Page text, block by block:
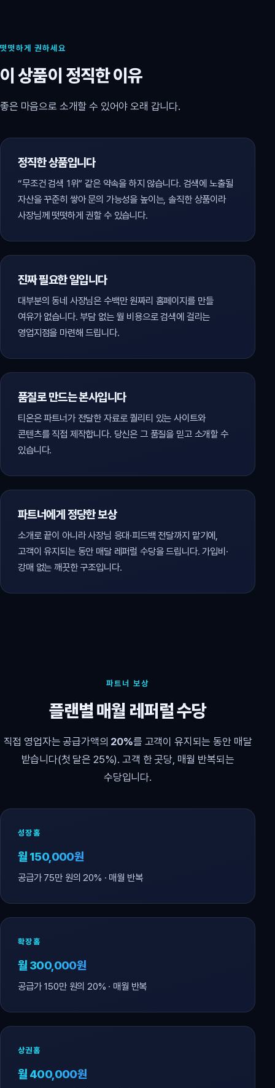
떳떳하게 권하세요
이 상품이 정직한 이유
좋은 마음으로 소개할 수 있어야 오래 갑니다.
정직한 상품입니다
“무조건 검색 1위” 같은 약속을 하지 않습니다. 검색에 노출될
자산을 꾸준히 쌓아 문의 가능성을 높이는, 솔직한 상품이라
사장님께 떳떳하게 권할 수 있습니다.
진짜 필요한 일입니다
대부분의 동네 사장님은 수백만 원짜리 홈페이지를 만들
여유가 없습니다. 부담 없는 월 비용으로 검색에 걸리는
영업지점을 마련해 드립니다.
품질로 만드는 본사입니다
티온은 파트너가 전달한 자료로 퀄리티 있는 사이트와
콘텐츠를 직접 제작합니다. 당신은 그 품질을 믿고 소개할 수
있습니다.
파트너에게 정당한 보상
소개로 끝이 아니라 사장님 응대·피드백 전달까지 맡기에,
고객이 유지되는 동안 매달 레퍼럴 수당을 드립니다. 가입비·
강매 없는 깨끗한 구조입니다.
파트너 보상
플랜별 매월 레퍼럴 수당
직접 영업자는 공급가액의 20%를 고객이 유지되는 동안 매달
받습니다(첫 달은 25%). 고객 한 곳당, 매월 반복되는
수당입니다.
성장홈
월 150,000원
공급가 75만 원의 20% · 매월 반복
확장홈
월 300,000원
공급가 150만 원의 20% · 매월 반복
상권홈
월 400,000원